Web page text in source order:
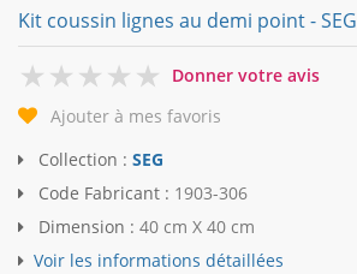
Kit coussin lignes au demi point - SEG
0
Donner votre avis
Ajouter à mes favoris
Collection : SEG
Code Fabricant : 1903-306
Dimension : 40 cm X 40 cm
Voir les informations détaillées